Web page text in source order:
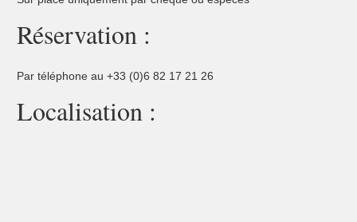
Réservation :
Par téléphone au +33 (0)6 82 17 21 26
Localisation :